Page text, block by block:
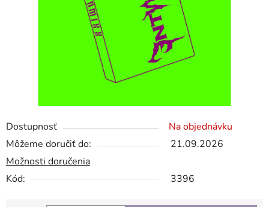
Dostupnosť
Na objednávku
Môžeme doručiť do:
21.09.2026
Možnosti doručenia
Kód:
3396